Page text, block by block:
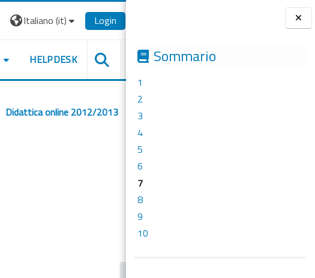
Blocchi
Sommario
1
2
3
4
5
6
7
8
9
10
Italiano ‎(it)‎ Login
HELPDESK
Didattica online 2012/2013